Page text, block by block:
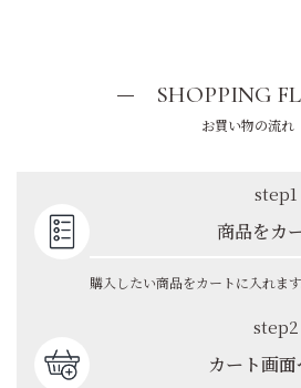
SHOPPING
お買い物の流れ
step1
商品をカ
購入したい商品をカートに入れます
step2
カート画